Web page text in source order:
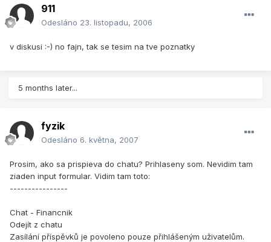
911
Odesláno 23. listopadu, 2006
v diskusi :-) no fajn, tak se tesim na tve poznatky
5 months later...
fyzik
Odesláno 6. května, 2007
Prosim, ako sa prispieva do chatu? Prihlaseny som. Nevidim tam
ziaden input formular. Vidim tam toto:
----------------
Chat - Financnik
Odejít z chatu
Zasílání příspěvků je povoleno pouze přihlášeným uživatelům.